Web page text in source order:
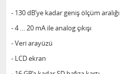
- 130 dB’ye kadar geniş ölçüm aralığı
- 4 … 20 mA ile analog çıkışı
- Veri arayüzü
- LCD ekran